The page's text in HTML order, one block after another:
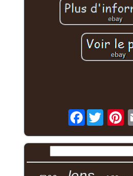
Facebook